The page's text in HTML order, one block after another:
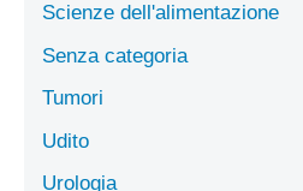
Scienze dell'alimentazione
Senza categoria
Tumori
Udito
Urologia